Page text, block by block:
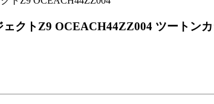
ェクトZ9 OCEACH44ZZ004 ツートン